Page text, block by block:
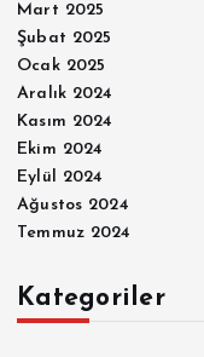
Mart 2025
Şubat 2025
Ocak 2025
Aralık 2024
Kasım 2024
Ekim 2024
Eylül 2024
Ağustos 2024
Temmuz 2024
Kategoriler